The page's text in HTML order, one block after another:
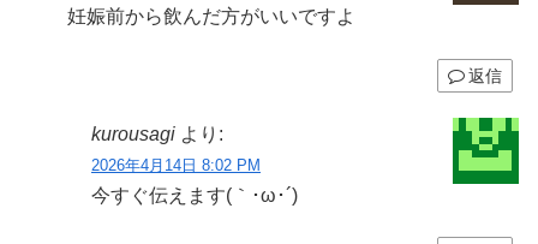
妊娠前から飲んだ方がいいですよ
返信
kurousagi より:
2026年4月14日 8:02 PM
今すぐ伝えます(｀･ω･´)ゞ